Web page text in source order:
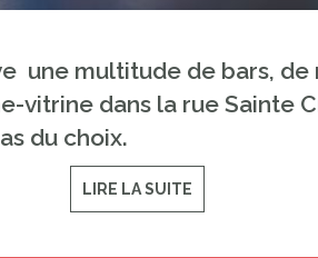
une multitude de bars,
vitrine dans la rue Sainte
du choix.
LIRE LA SUITE